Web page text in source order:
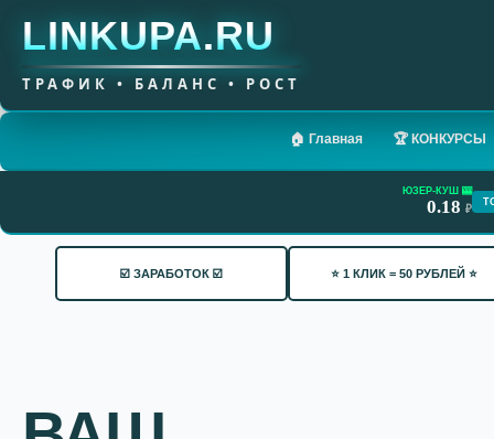
LINKUPA.RU
ТРАФИК • БАЛАНС • РОСТ
🏠 Главная 🏆 КОНКУРСЫ
ЮЗЕР-КУШ 🎰
0.18 ₽
☑️ ЗАРАБОТОК ☑️ ⭐ 1 КЛИК = 50 РУБЛЕЙ ⭐